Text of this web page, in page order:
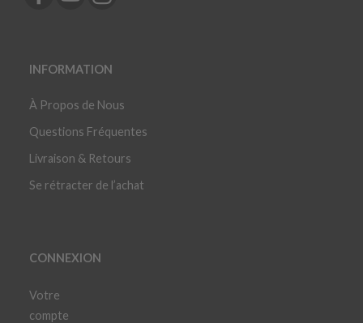
INFORMATION
À Propos de Nous
Questions Fréquentes
Livraison & Retours
Se rétracter de l’achat
CONNEXION
Votre
compte